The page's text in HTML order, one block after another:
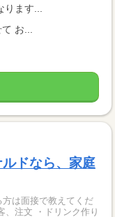
ます...
お...
ドなら、家庭
方は面接で教えてくだ